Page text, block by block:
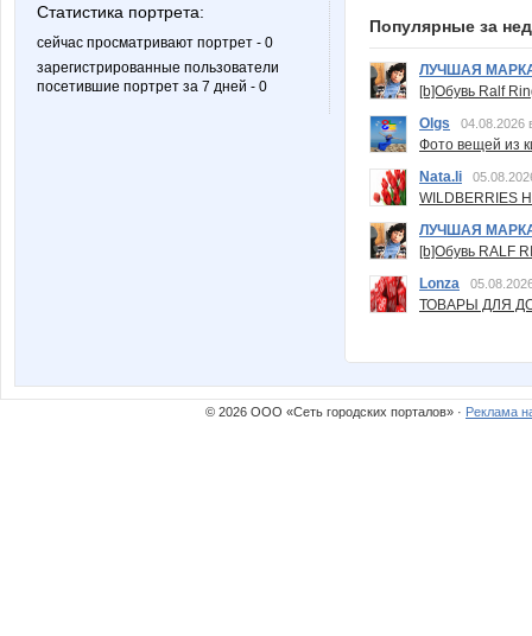
Статистика портрета:
сейчас просматривают портрет - 0
зарегистрированные пользователи
посетившие портрет за 7 дней - 0
Популярные за
ЛУЧШАЯ
[b]Обувь Ralf
Olgs
04.08.2026
Фото вещей из
Nata.li
ЛУЧШАЯ
[b]Обувь RALF
Lonza
ТОВАРЫ ДЛЯ
© 2026 ООО «Сеть городских порталов» · Реклама